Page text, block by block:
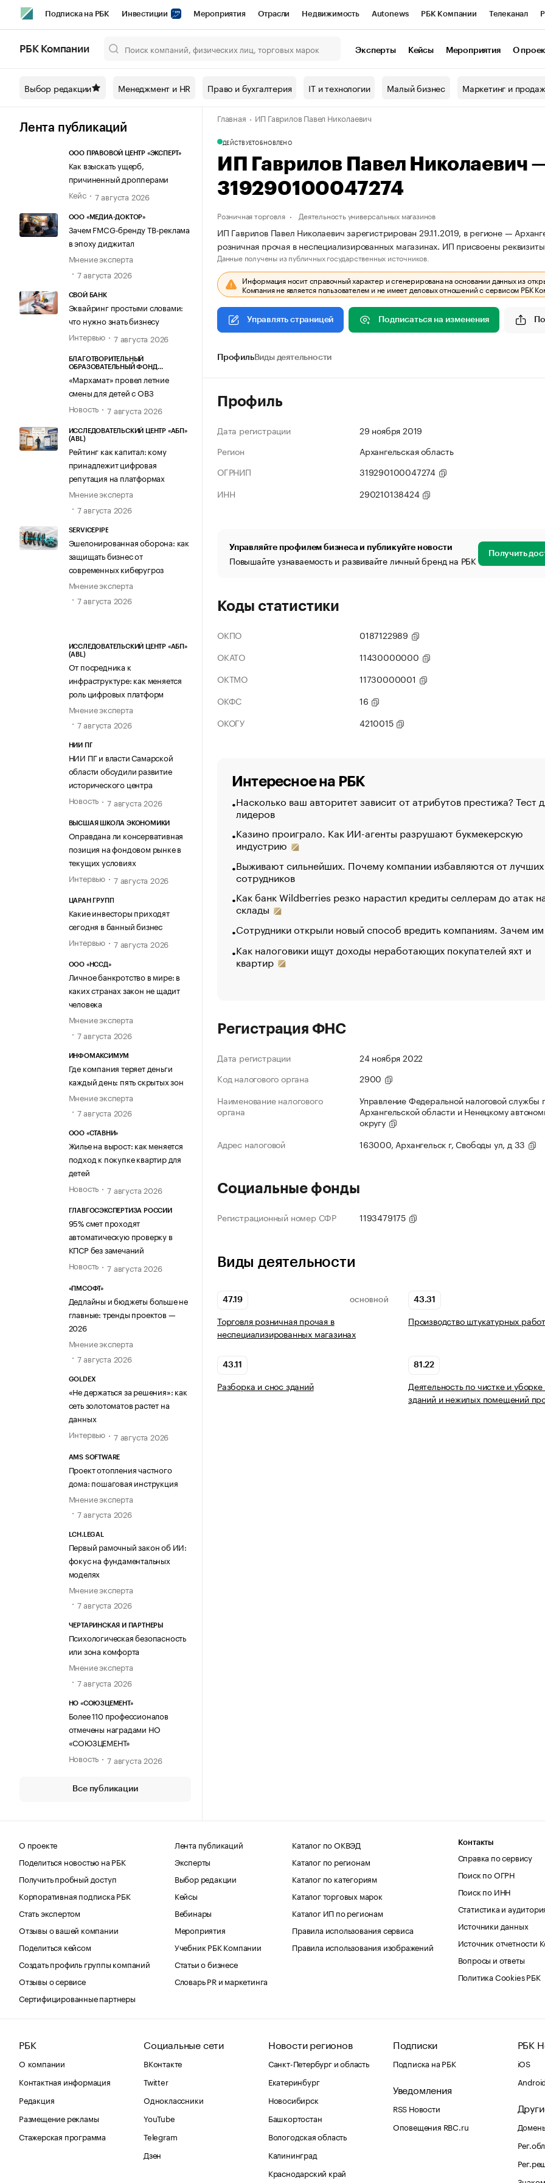
Подписка на РБК Инвестиции Мероприятия Отрасли Недвижимость Autonews РБК Компании Телеканал
Спецпроекты СПб Конференции СПб Спецпроекты Проверка контрагентов
Технологии и медиа Рынок наличной валюты
РБК Компании Эксперты Кейсы Мероприятия О
Выбор редакции Менеджмент и HR Право и бухгалтерия IT и технологии Малый бизнес Маркетинг и
Лента публикаций
ООО ПРАВОВОЙ ЦЕНТР «ЭКСПЕРТ»
Как взыскать ущерб,
причиненный дропперами
Кейс
7 августа 2026
ООО «МЕДИА-ДОКТОР»
Зачем FMCG-бренду ТВ-реклама
в эпоху диджитал
Мнение эксперта
7 августа 2026
СВОЙ БАНК
Эквайринг простыми словами:
что нужно знать бизнесу
Интервью
7 августа 2026
БЛАГОТВОРИТЕЛЬНЫЙ
ОБРАЗОВАТЕЛЬНЫЙ ФОНД
«Мархамат» провел летние
смены для детей с ОВЗ
Новость
7 августа 2026
ИССЛЕДОВАТЕЛЬСКИЙ ЦЕНТР «АБП»
(ABL)
Рейтинг как капитал: кому
принадлежит цифровая
репутация на платформах
Мнение эксперта
7 августа 2026
SERVICEPIPE
Эшелонированная оборона: как
защищать бизнес от
современных киберугроз
Мнение эксперта
7 августа 2026
ИССЛЕДОВАТЕЛЬСКИЙ ЦЕНТР «АБП»
(ABL)
От посредника к
инфраструктуре: как меняется
роль цифровых платформ
Мнение эксперта
7 августа 2026
НИИ ПГ
НИИ ПГ и власти Самарской
области обсудили развитие
исторического центра
Новость
7 августа 2026
ВЫСШАЯ ШКОЛА ЭКОНОМИКИ
Оправдана ли консервативная
позиция на фондовом рынке в
текущих условиях
Интервью
7 августа 2026
ЦАРАН ГРУПП
Какие инвесторы приходят
сегодня в банный бизнес
Интервью
7 августа 2026
ООО «НССД»
Личное банкротство в мире: в
каких странах закон не щадит
человека
Мнение эксперта
7 августа 2026
ИНФОМАКСИМУМ
Где компания теряет деньги
каждый день: пять скрытых зон
Мнение эксперта
7 августа 2026
ООО «СТАВНИ»
Жилье на вырост: как меняется
подход к покупке квартир для
детей
Новость
7 августа 2026
ГЛАВГОСЭКСПЕРТИЗА РОССИИ
95% смет проходят
автоматическую проверку в
КПСР без замечаний
Новость
7 августа 2026
«ПМСОФТ»
Дедлайны и бюджеты больше не
главные: тренды проектов —
2026
Мнение эксперта
7 августа 2026
GOLDEX
«Не держаться за решения»: как
сеть золотоматов растет на
данных
Интервью
7 августа 2026
AMS SOFTWARE
Проект отопления частного
дома: пошаговая инструкция
Мнение эксперта
7 августа 2026
LCH.LEGAL
Первый рамочный закон об ИИ:
фокус на фундаментальных
моделях
Мнение эксперта
7 августа 2026
ЧЕРТАРИНСКАЯ И ПАРТНЕРЫ
Психологическая безопасность
или зона комфорта
Мнение эксперта
7 августа 2026
НО «СОЮЗЦЕМЕНТ»
Более 110 профессионалов
отмечены наградами НО
«СОЮЗЦЕМЕНТ»
Новость
7 августа 2026
Все публикации
Главная ИП Гаврилов Павел Николаевич
ДЕЙСТВУЕТОБНОВЛЕНО
ИП Гаврилов Павел
319290100047274
Розничная торговля Деятельность универсальных магазинов
ИП Гаврилов Павел Николаевич зарегистрирован 29.11.2019, в регионе —
розничная прочая в неспециализированных магазинах. ИП присвоены
Данные получены из публичных государственных источников.
Информация носит справочный характер и сгенерирована на основании данных из
Компания не является пользователем и не имеет деловых отношений с сервисом РБК
Управлять страницей Подписаться на изменения
ПрофильВиды деятельности
Профиль
Дата регистрации
29 ноября 2019
Регион
Архангельская область
ОГРНИП
319290100047274
ИНН
290210138424
Управляйте профилем бизнеса и публикуйте новости
Повышайте узнаваемость и развивайте личный бренд на РБК Получить
Коды статистики
ОКПО
0187122989
ОКАТО
11430000000
ОКТМО
11730000001
ОКФС
16
ОКОГУ
4210015
Интересное на РБК
Насколько ваш авторитет зависит от атрибутов престижа? Тест
лидеров
Казино проиграло. Как ИИ-агенты разрушают букмекерскую
индустрию
Выживают сильнейших. Почему компании избавляются от лучших
сотрудников
Как банк Wildberries резко нарастил кредиты селлерам до атак
склады
Сотрудники открыли новый способ вредить компаниям. Зачем
Как налоговики ищут доходы неработающих покупателей яхт и
квартир
Регистрация ФНС
Дата регистрации
24 ноября 2022
Код налогового органа
2900
Наименование налогового
органа
Управление Федеральной налоговой службы
Архангельской области и Ненецкому
округу
Адрес налоговой
163000, Архангельск г, Свободы ул, д 33
Социальные фонды
Регистрационный номер СФР 1193479175
Виды деятельности
47.19 ОСНОВНОЙ
Торговля розничная прочая в
неспециализированных магазинах
43.31
Производство штукатурных работ
43.11
Разборка и снос зданий
81.22
Деятельность по чистке и
зданий и нежилых помещений
О проекте
Поделиться новостью на РБК
Получить пробный доступ
Корпоративная подписка РБК
Стать экспертом
Отзывы о вашей компании
Поделиться кейсом
Создать профиль группы компаний
Отзывы о сервисе
Сертифицированные партнеры
Лента публикаций
Эксперты
Выбор редакции
Кейсы
Вебинары
Мероприятия
Учебник РБК Компании
Статьи о бизнесе
Словарь PR и маркетинга
Каталог по ОКВЭД
Каталог по регионам
Каталог по категориям
Каталог торговых марок
Каталог ИП по регионам
Правила использования сервиса
Правила использования изображений
Контакты
Справка по сервису
Поиск по ОГРН
Поиск по ИНН
Статистика и
Источники данных
Источник отчетности
Вопросы и ответы
Политика Cookies РБК
РБК
О компании
Контактная информация
Редакция
Размещение рекламы
Стажерская программа
Социальные сети
ВКонтакте
Twitter
Одноклассники
YouTube
Telegram
Дзен
Новости регионов
Санкт-Петербург и область
Екатеринбург
Новосибирск
Башкортостан
Вологодская область
Калининград
Краснодарский край
Подписки
Подписка на РБК
Уведомления
RSS Новости
Оповещения RBC.ru
РБК
iOS